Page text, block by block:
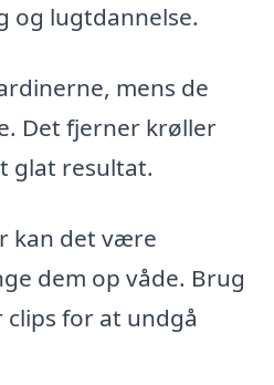
og lugtdannelse.
mens de
Det fjerner krøller
glat resultat.
kan det være
dem op våde. Brug
for at undgå